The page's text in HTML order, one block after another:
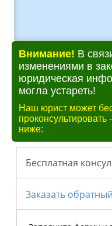
Внимание! В
изменениями в
юридическая
могла устареть!
Наш юрист может
ниже: